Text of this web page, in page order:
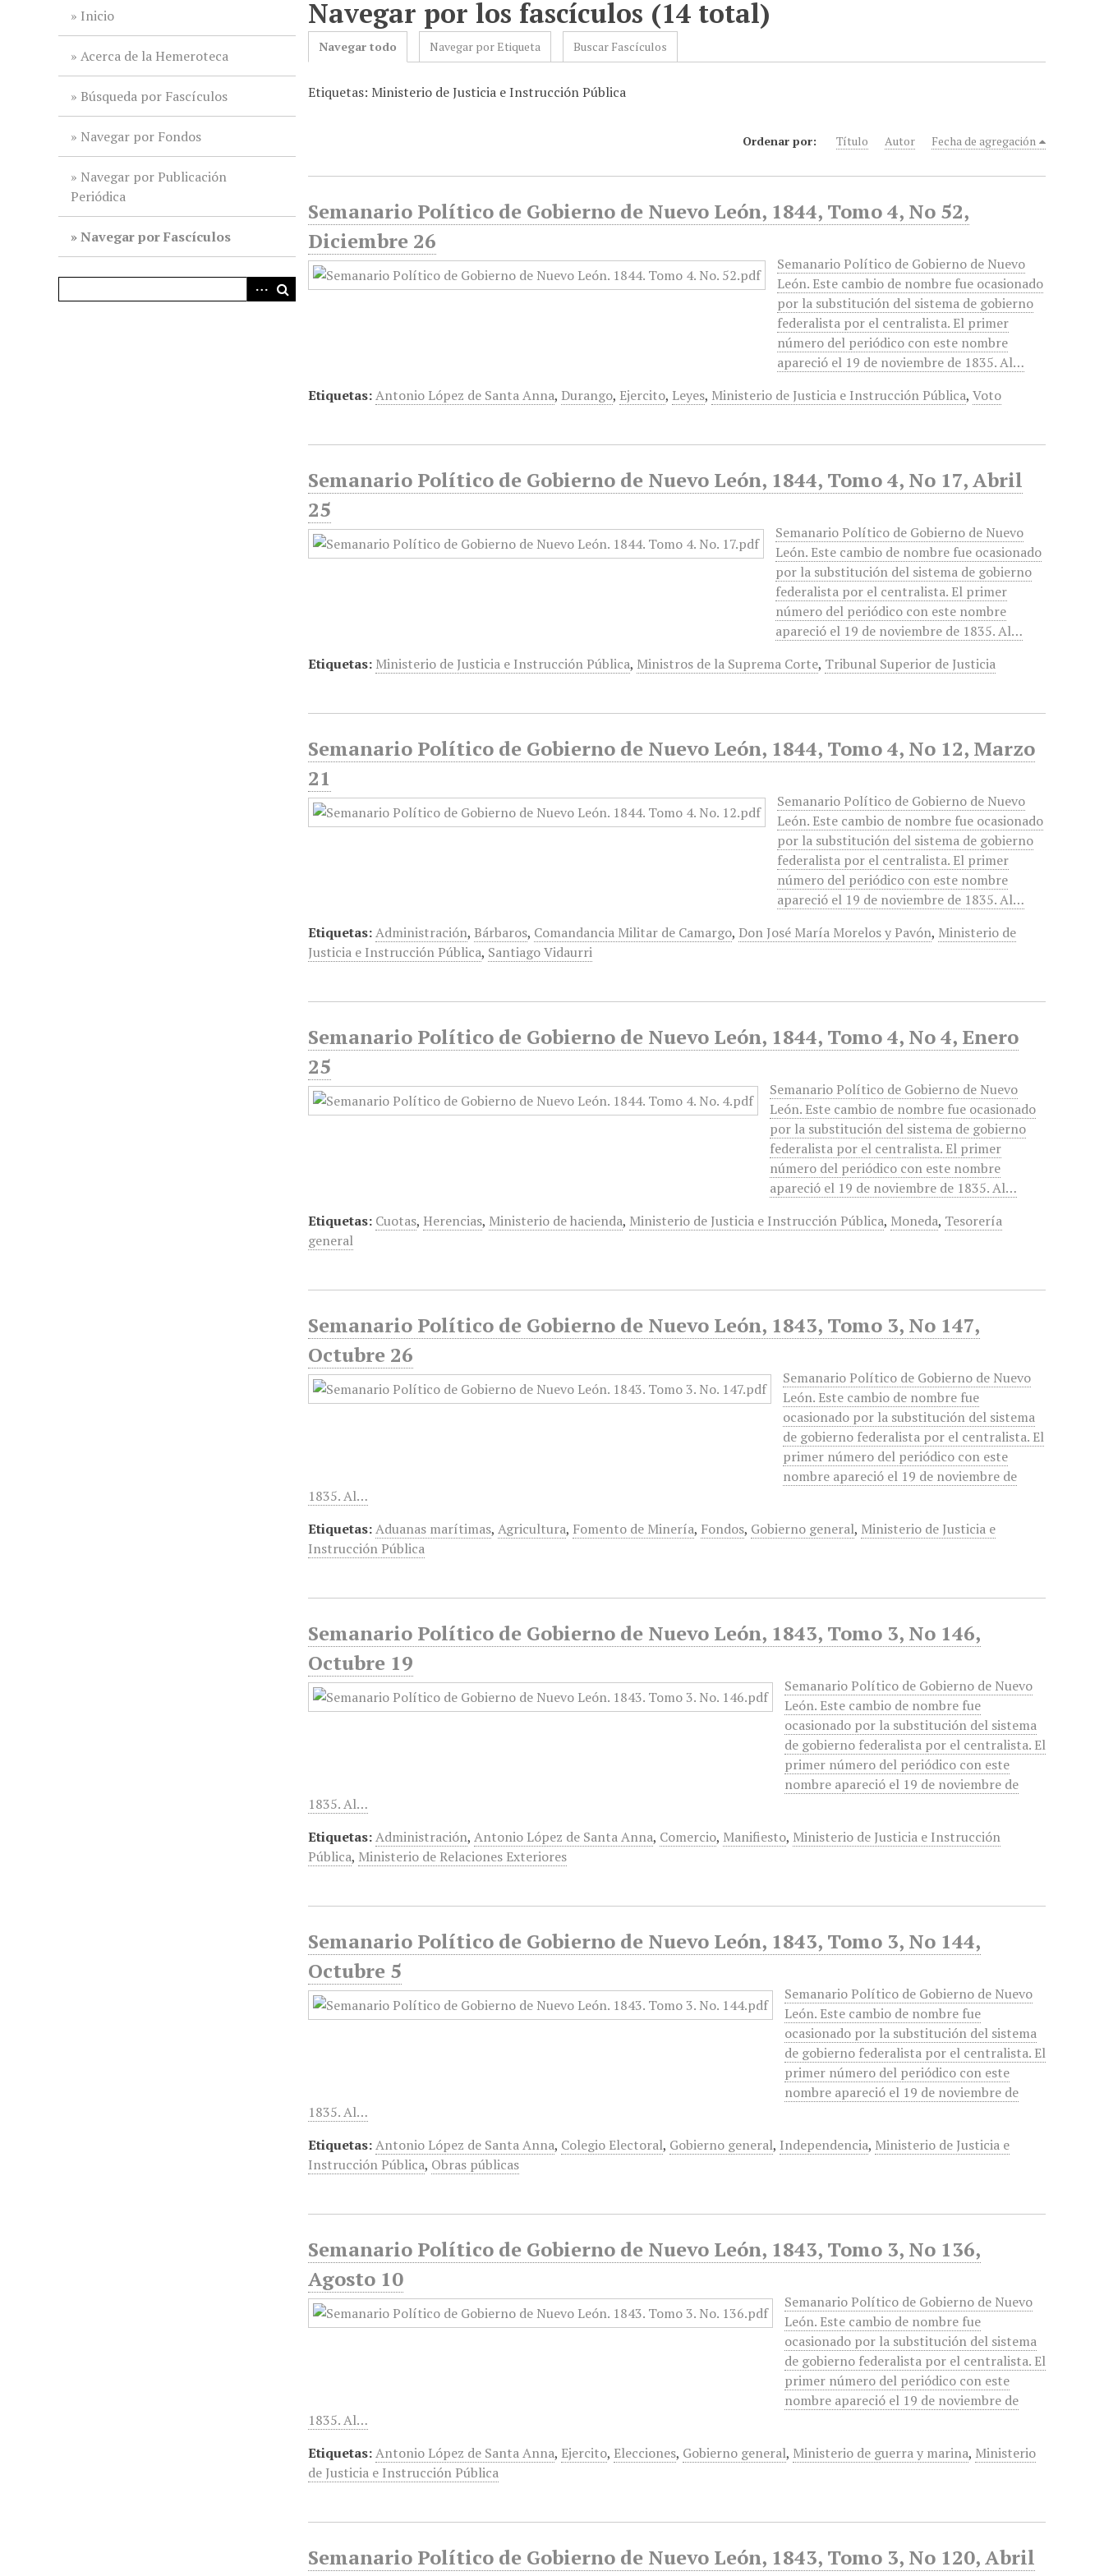
Inicio
Acerca de la Hemeroteca
Búsqueda por Fascículos
Navegar por Fondos
Navegar por Publicación
Periódica
Navegar por Fascículos
Navegar por los fascículos (14 total)
Navegar todo Navegar por Etiqueta Buscar Fascículos
Etiquetas: Ministerio de Justicia e Instrucción Pública
Ordenar por: Título Autor Fecha de agregación
Semanario Político de Gobierno de Nuevo León, 1844, Tomo 4, No 52,
Diciembre 26
Semanario Político de Gobierno de Nuevo
León. Este cambio de nombre fue ocasionado
por la substitución del sistema de gobierno
federalista por el centralista. El primer
número del periódico con este nombre
apareció el 19 de noviembre de 1835. Al…
Etiquetas:Antonio López de Santa Anna, Durango, Ejercito, Leyes, Ministerio de Justicia e Instrucción Pública,Voto
Semanario Político de Gobierno de Nuevo León, 1844, Tomo 4, No 17, Abril
25
Semanario Político de Gobierno de Nuevo
León. Este cambio de nombre fue ocasionado
por la substitución del sistema de gobierno
federalista por el centralista. El primer
número del periódico con este nombre
apareció el 19 de noviembre de 1835. Al…
Etiquetas: Ministerio de Justicia e Instrucción Pública, Ministros de la Suprema Corte, Tribunal Superior de Justicia
Semanario Político de Gobierno de Nuevo León, 1844, Tomo 4, No 12, Marzo
21
Semanario Político de Gobierno de Nuevo
León. Este cambio de nombre fue ocasionado
por la substitución del sistema de gobierno
federalista por el centralista. El primer
número del periódico con este nombre
apareció el 19 de noviembre de 1835. Al…
Etiquetas:Administración, Bárbaros, Comandancia Militar de Camargo, Don José María Morelos y Pavón, Ministerio de
Justicia e Instrucción Pública, Santiago Vidaurri
Semanario Político de Gobierno de Nuevo León, 1844, Tomo 4, No 4, Enero
25
Semanario Político de Gobierno de Nuevo
León. Este cambio de nombre fue ocasionado
por la substitución del sistema de gobierno
federalista por el centralista. El primer
número del periódico con este nombre
apareció el 19 de noviembre de 1835. Al…
Etiquetas: Cuotas, Herencias, Ministerio de hacienda, Ministerio de Justicia e Instrucción Pública, Moneda, Tesorería
general
Semanario Político de Gobierno de Nuevo León, 1843, Tomo 3, No 147,
Octubre 26
Semanario Político de Gobierno de Nuevo
León. Este cambio de nombre fue
ocasionado por la substitución del sistema
de gobierno federalista por el centralista. El
primer número del periódico con este
nombre apareció el 19 de noviembre de
1835. Al…
Etiquetas:Aduanas marítimas,Agricultura, Fomento de Minería, Fondos, Gobierno general, Ministerio de Justicia e
Instrucción Pública
Semanario Político de Gobierno de Nuevo León, 1843, Tomo 3, No 146,
Octubre 19
Semanario Político de Gobierno de Nuevo
León. Este cambio de nombre fue
ocasionado por la substitución del sistema
de gobierno federalista por el centralista. El
primer número del periódico con este
nombre apareció el 19 de noviembre de
1835. Al…
Etiquetas:Administración,Antonio López de Santa Anna, Comercio, Manifiesto, Ministerio de Justicia e Instrucción
Pública, Ministerio de Relaciones Exteriores
Semanario Político de Gobierno de Nuevo León, 1843, Tomo 3, No 144,
Octubre 5
Semanario Político de Gobierno de Nuevo
León. Este cambio de nombre fue
ocasionado por la substitución del sistema
de gobierno federalista por el centralista. El
primer número del periódico con este
nombre apareció el 19 de noviembre de
1835. Al…
Etiquetas:Antonio López de Santa Anna, Colegio Electoral, Gobierno general, Independencia, Ministerio de Justicia e
Instrucción Pública, Obras públicas
Semanario Político de Gobierno de Nuevo León, 1843, Tomo 3, No 136,
Agosto 10
Semanario Político de Gobierno de Nuevo
León. Este cambio de nombre fue
ocasionado por la substitución del sistema
de gobierno federalista por el centralista. El
primer número del periódico con este
nombre apareció el 19 de noviembre de
1835. Al…
Etiquetas:Antonio López de Santa Anna, Ejercito, Elecciones, Gobierno general, Ministerio de guerra y marina, Ministerio
de Justicia e Instrucción Pública
Semanario Político de Gobierno de Nuevo León, 1843, Tomo 3, No 120, Abril